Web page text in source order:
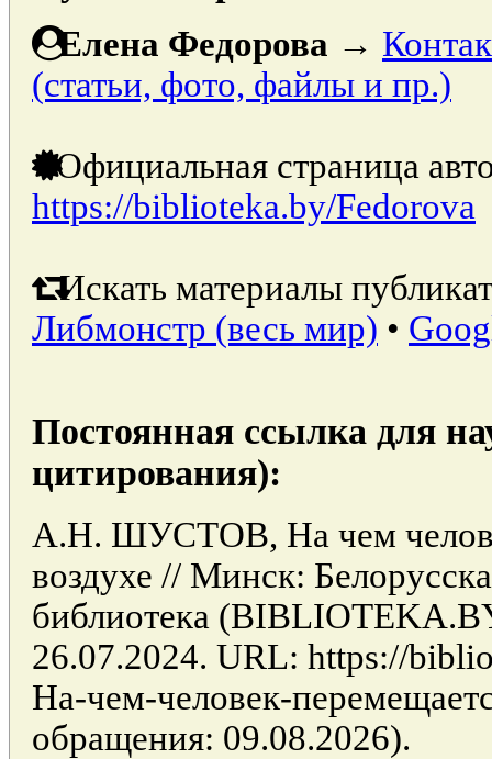
Елена Федорова →
(статьи, фото, файлы и пр.)
Официальная страница
https://biblioteka.by/Fedorova
Искать материалы
Либмонстр (весь мир) •
Постоянная ссылка для
цитирования):
А.Н. ШУСТОВ, На чем
воздухе // Минск:
библиотека
26.07.2024. URL: https://
На-чем-человек-
обращения: 09.08.2026).